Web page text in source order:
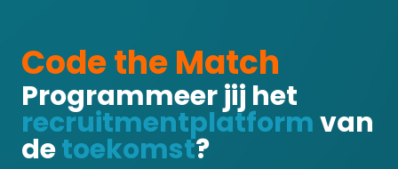
Code the Match
Programmeer jij het
recruitmentplatformvan
detoekomst?